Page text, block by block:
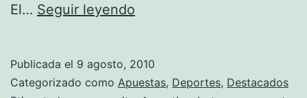
El… Seguir leyendo
aguas
Publicada el 9 agosto, 2010
Categorizado como Apuestas, Deportes, Destacados